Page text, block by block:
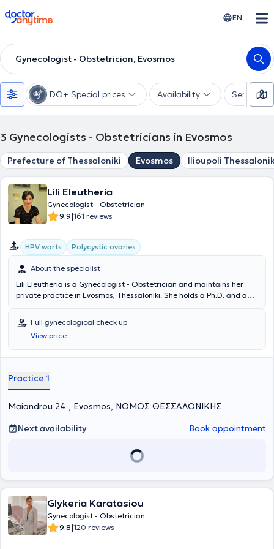
doctoranytime EN
Gynecologist - Obstetrician, Evosmos
DO+ Special prices Availability Services
3 Gynecologists - Obstetricians in Evosmos
Prefecture of Thessaloniki Evosmos Ilioupoli
Lili Eleutheria
Gynecologist - Obstetrician
9.9|161 reviews
HPV warts Polycystic ovaries
About the specialist
Lili Eleutheria is a Gynecologist - Obstetrician and maintains her
private practice in Evosmos, Thessaloniki. She holds a Ph.D. and a
Thessaloniki. Additionally, she holds a postgraduate degree in
Medical Research Methodology from the same institution. In her
private practice, within a comfortable and friendly environment, she
manages a wide range of cases, remaining committed to scientific
Full gynecological check up
View price
Practice 1
Maiandrou 24 , Evosmos, ΝΟΜΟΣ ΘΕΣΣΑΛΟΝΙΚΗΣ
Next availability
Book appointment
Glykeria Karatasiou
Gynecologist - Obstetrician
9.8|120 reviews